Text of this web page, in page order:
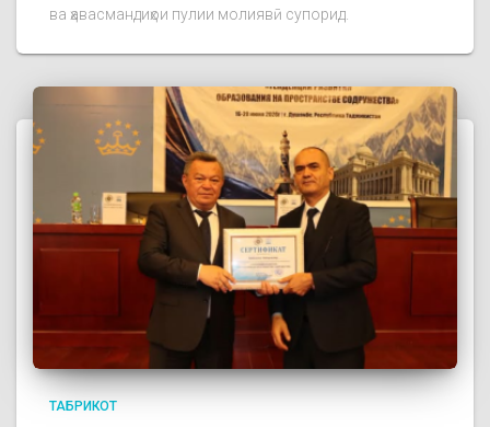
ва ҳавасмандиҳои пулии молиявӣ супорид.
ТАБРИКОТ